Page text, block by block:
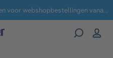
Geen administratie- en verzendkosten voor webshopbestellingen vanaf € 100,-.